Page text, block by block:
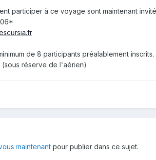
participer à ce voyage sont maintenant
de 8 participants préalablement inscrits.
(sous réserve de l'aérien)
maintenant pour publier dans ce sujet.